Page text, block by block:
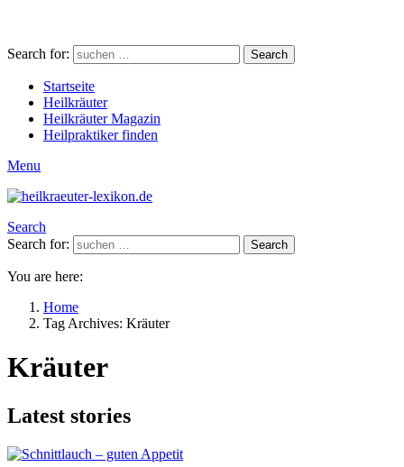
Search for: Search
Startseite
Heilkräuter
Heilkräuter Magazin
Heilpraktiker finden
Menu
Search
Search for:
Search
You are here:
Home
Tag Archives: Kräuter
Kräuter
Latest stories